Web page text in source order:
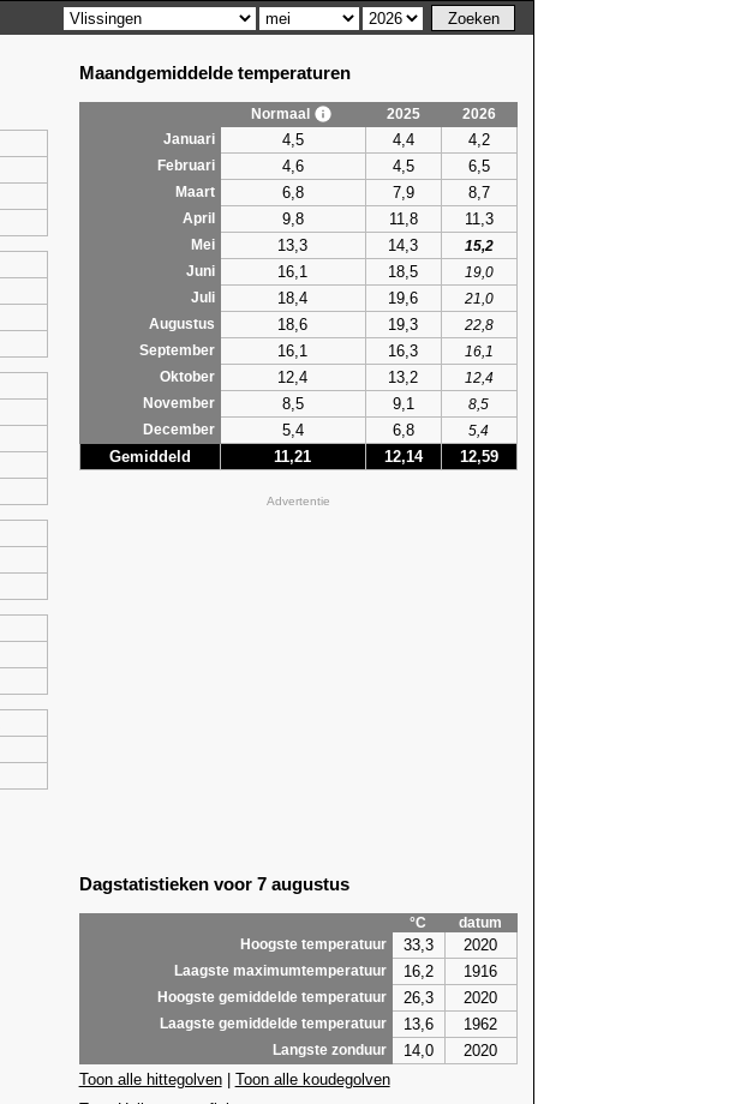
Maandgemiddelde temperaturen
Normaal 2025
2026
Januari
4,5 4,4 4,2
Februari 4,6 4,5 6,5
Maart 6,8 7,9 8,7
April 9,8 11,8 11,3
Mei 13,3 14,3
15,2
Juni
16,1 18,5
19,0
Juli
18,4 19,6
21,0
Augustus
18,6 19,3
22,8
September
16,1 16,3
16,1
Oktober
12,4 13,2
12,4
November
8,5 9,1
8,5
December
5,4 6,8 5,4
Gemiddeld 11,21 12,14 12,59
Advertentie
Dagstatistieken voor 7 augustus
°C
datum
Hoogste temperatuur
33,3 2020
Laagste maximumtemperatuur 16,2 1916
Hoogste gemiddelde temperatuur 26,3 2020
Laagste gemiddelde temperatuur 13,6 1962
Langste zonduur 14,0
2020
Toon alle hittegolven| Toon alle koudegolven